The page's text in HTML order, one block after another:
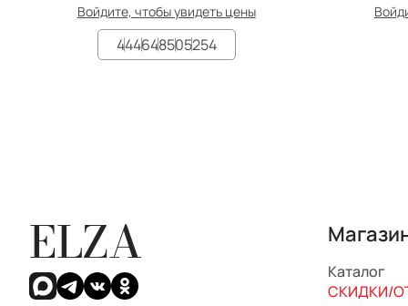
Войдите, чтобы увидеть цены
444648505254
ELZA
Каталог
СКИДКИ/